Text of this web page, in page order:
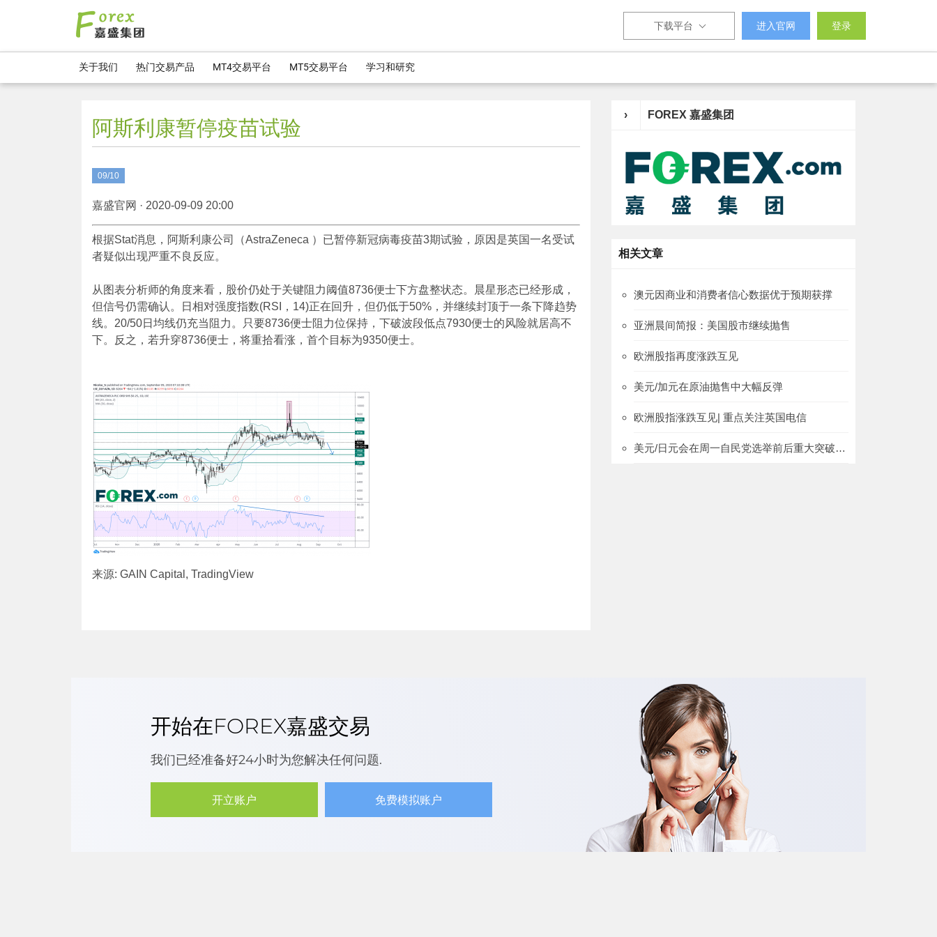
下载平台 进入官网 登录
关于我们 热门交易产品 MT4交易平台 MT5交易平台 学习和研究
阿斯利康暂停疫苗试验
09/10
嘉盛官网 · 2020-09-09 20:00
根据Stat消息，阿斯利康公司（AstraZeneca ）已暂停新冠病毒疫苗3期试验，原因是英国一名受试
者疑似出现严重不良反应。
从图表分析师的角度来看，股价仍处于关键阻力阈值8736便士下方盘整状态。晨星形态已经形成，
但信号仍需确认。日相对强度指数(RSI，14)正在回升，但仍低于50%，并继续封顶于一条下降趋势
线。20/50日均线仍充当阻力。只要8736便士阻力位保持，下破波段低点7930便士的风险就居高不
下。反之，若升穿8736便士，将重拾看涨，首个目标为9350便士。
来源: GAIN Capital, TradingView
› FOREX 嘉盛集团
相关文章
澳元因商业和消费者信心数据优于预期获撑
亚洲晨间简报：美国股市继续抛售
欧洲股指再度涨跌互见
美元/加元在原油抛售中大幅反弹
欧洲股指涨跌互见| 重点关注英国电信
美元/日元会在周一自民党选举前后重大突破的理由
开始在FOREX嘉盛交易
我们已经准备好24小时为您解决任何问题.
开立账户 免费模拟账户